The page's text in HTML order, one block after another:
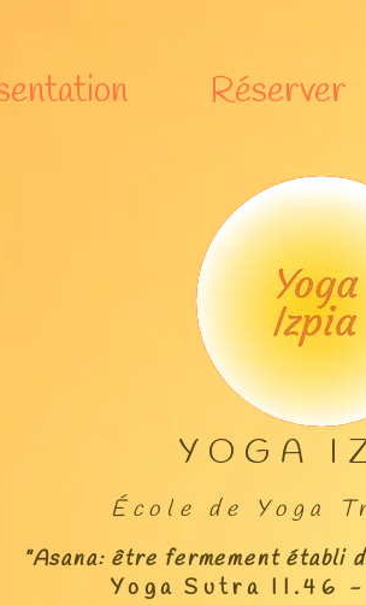
Réserver
YOGA
​École de Yoga
"Asana: être fermement établi
Yoga Sutra II.46